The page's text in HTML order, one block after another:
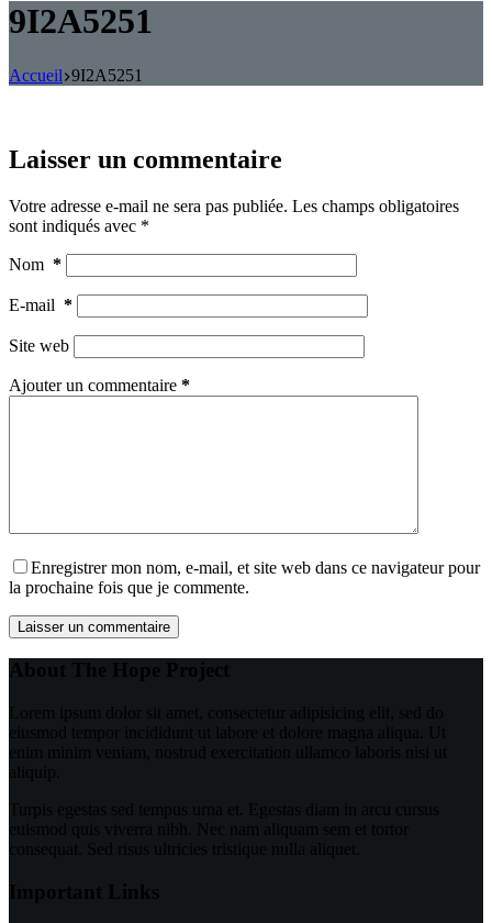
9I2A5251
Accueil 9I2A5251
Laisser un commentaire
Votre adresse e-mail ne sera pas publiée. Les champs obligatoires
sont indiqués avec *
Nom *
E-mail *
Site web
Ajouter un commentaire *
Enregistrer mon nom, e-mail, et site web dans ce navigateur pour
la prochaine fois que je commente.
Laisser un commentaire
About The Hope Project
Lorem ipsum dolor sit amet, consectetur adipisicing elit, sed do
eiusmod tempor incididunt ut labore et dolore magna aliqua. Ut
enim minim veniam, nostrud exercitation ullamco laboris nisi ut
aliquip.
Turpis egestas sed tempus urna et. Egestas diam in arcu cursus
euismod quis viverra nibh. Nec nam aliquam sem et tortor
consequat. Sed risus ultricies tristique nulla aliquet.
Important Links